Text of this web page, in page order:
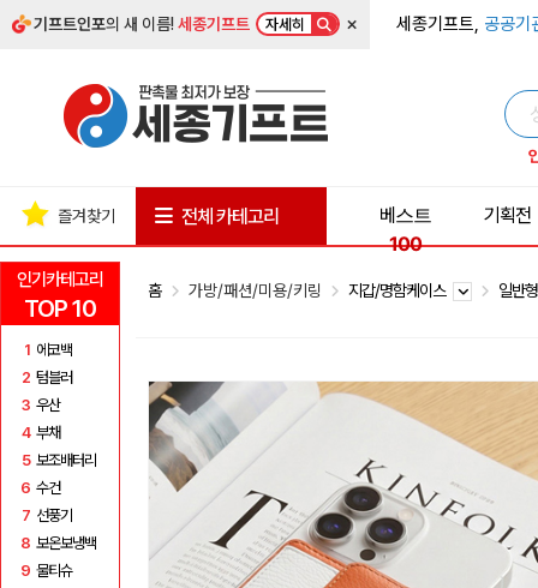
기프트인포의 새 이름!세종기프트 자세히 × 세종기프트, 공공기
인기카테고리
TOP 10
1 에코백
2 텀블러
3 우산
4 부채
5 보조배터리
6 수건
7 선풍기
8 보온보냉백
9 물티슈
즐겨찾기 전체 카테고리
베스트
100
기획전
홈 가방/패션/미용/키링 지갑/명함케이스 일반